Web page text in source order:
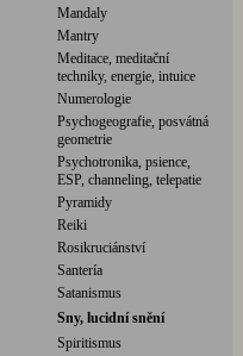
Mandaly
Mantry
Meditace, meditační
techniky, energie, intuice
Numerologie
Psychogeografie, posvátná
geometrie
Psychotronika, psience,
ESP, channeling, telepatie
Pyramidy
Reiki
Rosikruciánství
Santería
Satanismus
Sny, lucidní snění
Spiritismus